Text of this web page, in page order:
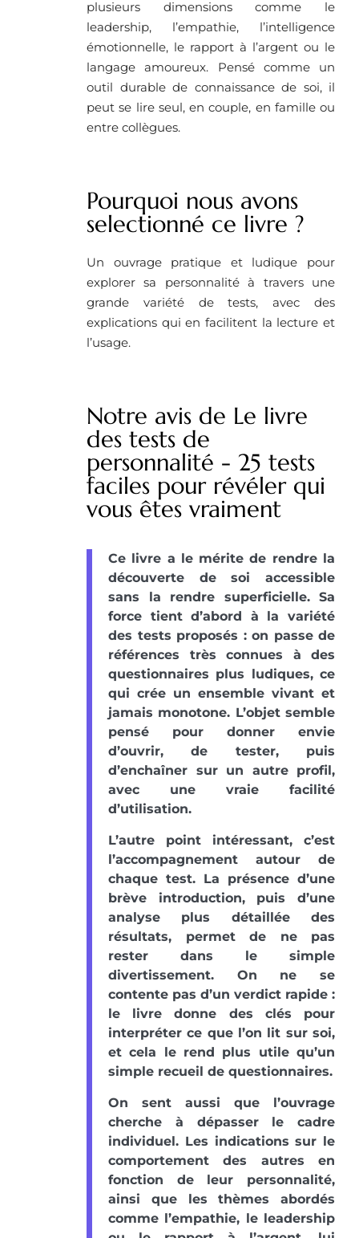
plusieurs dimensions comme le
leadership, l’empathie, l’intelligence
émotionnelle, le rapport à l’argent ou le
langage amoureux. Pensé comme un
outil durable de connaissance de soi, il
peut se lire seul, en couple, en famille ou
entre collègues.
Pourquoi nous avons
selectionné ce livre ?
Un ouvrage pratique et ludique pour
explorer sa personnalité à travers une
grande variété de tests, avec des
explications qui en facilitent la lecture et
l’usage.
Notre avis de Le livre
des tests de
personnalité - 25 tests
faciles pour révéler qui
vous êtes vraiment
Ce livre a le mérite de rendre la
découverte de soi accessible
sans la rendre superficielle. Sa
force tient d’abord à la variété
des tests proposés : on passe de
références très connues à des
questionnaires plus ludiques, ce
qui crée un ensemble vivant et
jamais monotone. L’objet semble
pensé pour donner envie
d’ouvrir, de tester, puis
d’enchaîner sur un autre profil,
avec une vraie facilité
d’utilisation.
L’autre point intéressant, c’est
l’accompagnement autour de
chaque test. La présence d’une
brève introduction, puis d’une
analyse plus détaillée des
résultats, permet de ne pas
rester dans le simple
divertissement. On ne se
contente pas d’un verdict rapide :
le livre donne des clés pour
interpréter ce que l’on lit sur soi,
et cela le rend plus utile qu’un
simple recueil de questionnaires.
On sent aussi que l’ouvrage
cherche à dépasser le cadre
individuel. Les indications sur le
comportement des autres en
fonction de leur personnalité,
ainsi que les thèmes abordés
comme l’empathie, le leadership